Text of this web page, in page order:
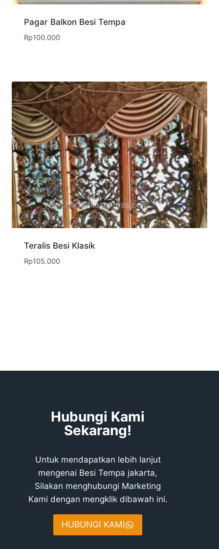
Pagar Balkon Besi Tempa
Rp100.000
Teralis Besi Klasik
Rp105.000
Hubungi Kami
Sekarang!
Untuk mendapatkan lebih lanjut
mengenai Besi Tempa jakarta,
Silakan menghubungi Marketing
Kami dengan mengklik dibawah ini.
HUBUNGI KAMI